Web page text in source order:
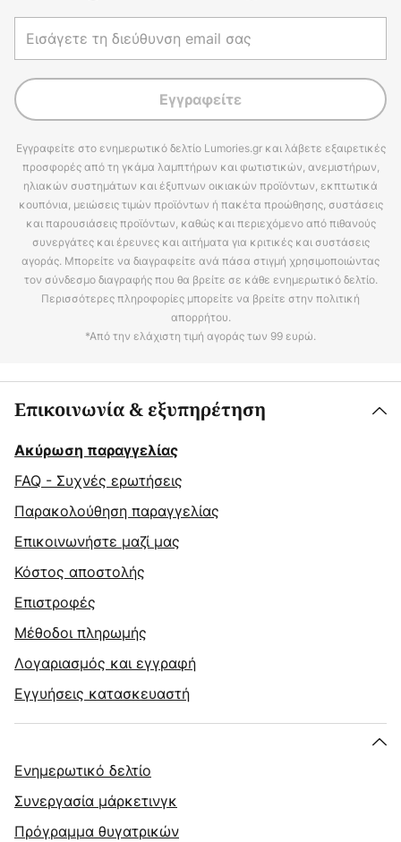
Εγγραφείτε
Εγγραφείτε στο ενημερωτικό δελτίο Lumories.gr και λάβετε εξαιρετικές
προσφορές από τη γκάμα λαμπτήρων και φωτιστικών, ανεμιστήρων,
ηλιακών συστημάτων και έξυπνων οικιακών προϊόντων, εκπτωτικά
κουπόνια, μειώσεις τιμών προϊόντων ή πακέτα προώθησης, συστάσεις
και παρουσιάσεις προϊόντων, καθώς και περιεχόμενο από πιθανούς
συνεργάτες και έρευνες και αιτήματα για κριτικές και συστάσεις
αγοράς. Μπορείτε να διαγραφείτε ανά πάσα στιγμή χρησιμοποιώντας
τον σύνδεσμο διαγραφής που θα βρείτε σε κάθε ενημερωτικό δελτίο.
Περισσότερες πληροφορίες μπορείτε να βρείτε στην πολιτική
απορρήτου.
*Από την ελάχιστη τιμή αγοράς των 99 ευρώ.
Επικοινωνία & εξυπηρέτηση
Ακύρωση παραγγελίας
FAQ - Συχνές ερωτήσεις
Παρακολούθηση παραγγελίας
Επικοινωνήστε μαζί μας
Κόστος αποστολής
Επιστροφές
Μέθοδοι πληρωμής
Λογαριασμός και εγγραφή
Εγγυήσεις κατασκευαστή
Ενημερωτικό δελτίο
Συνεργασία μάρκετινγκ
Πρόγραμμα θυγατρικών